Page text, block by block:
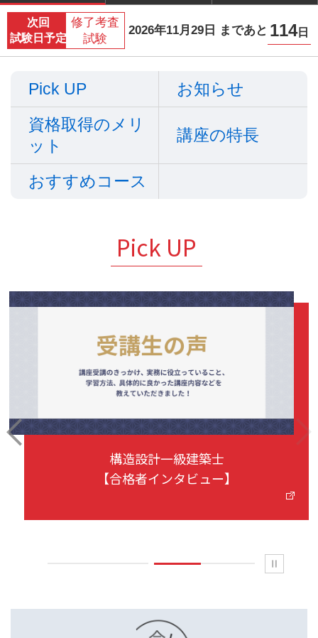
次回
試験日予定
修了考査
試験
2026年11月29日 まであと 114日
Pick UP
お知らせ
資格取得のメリ
ット
講座の特長
おすすめコース
Pick UP
PREV
構造設計一級建築士
【合格者インタビュー】